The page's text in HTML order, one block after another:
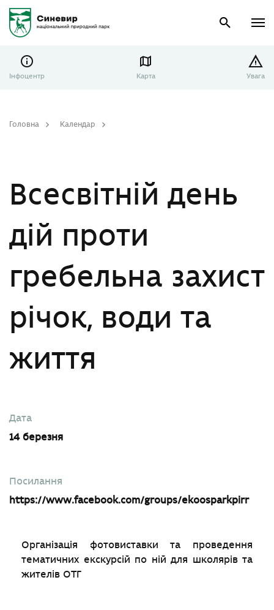
Інфоцентр Карта Увага
Головна
Календар
Всесвітній день
дій проти
гребельна захист
річок, води та
життя
Дата
14 березня
Посилання
https://www.facebook.com/groups/ekoosparkpirr
Організація фотовиставки та проведення
тематичних екскурсій по ній для школярів та
жителів ОТГ